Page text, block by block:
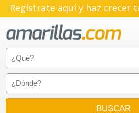
Regístrate aquí y haz crecer